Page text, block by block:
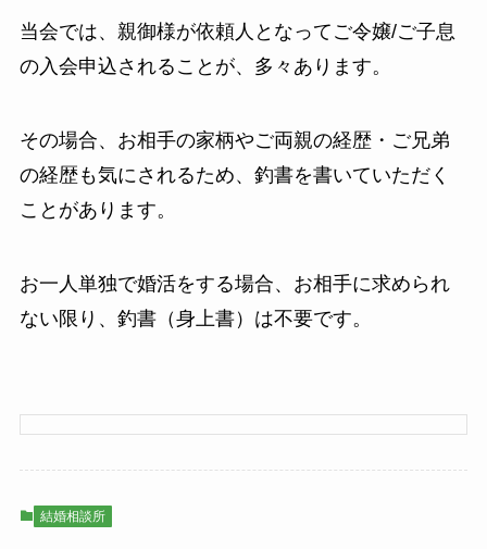
当会では、親御様が依頼人となってご令嬢/ご子息
の入会申込されることが、多々あります。
その場合、お相手の家柄やご両親の経歴・ご兄弟
の経歴も気にされるため、釣書を書いていただく
ことがあります。
お一人単独で婚活をする場合、お相手に求められ
ない限り、釣書（身上書）は不要です。
結婚相談所